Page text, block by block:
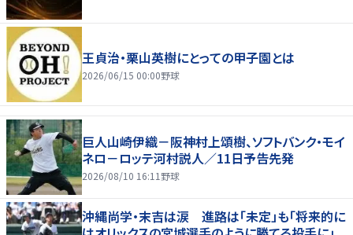
王貞治・栗山英樹にとっての甲子園とは
2026/06/15 00:00野球
巨人山崎伊織－阪神村上頌樹、ソフトバンク・モイ
ネロ－ロッテ河村説人／11日予告先発
2026/08/10 16:11 野球
沖縄尚学・末吉は涙 進路は「未定」も「将来的に